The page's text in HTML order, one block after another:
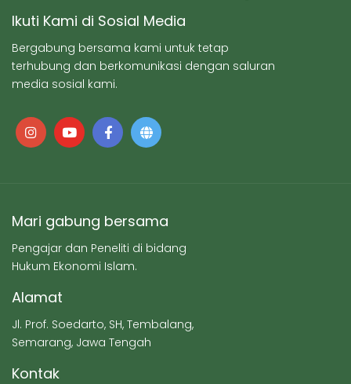
Ikuti Kami di Sosial Media
Bergabung bersama kami untuk tetap
terhubung dan berkomunikasi dengan saluran
media sosial kami.
Mari gabung bersama
Pengajar dan Peneliti di bidang
Hukum Ekonomi Islam.
Alamat
Jl. Prof. Soedarto, SH, Tembalang,
Semarang, Jawa Tengah
Kontak